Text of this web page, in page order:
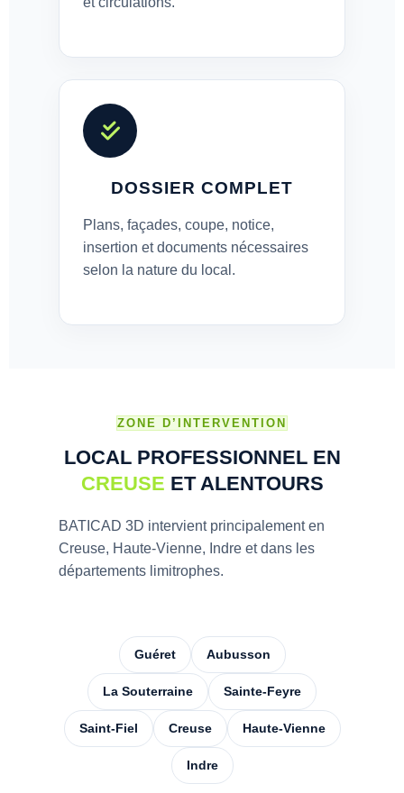
DOSSIER COMPLET
Plans, façades, coupe, notice,
insertion et documents nécessaires
selon la nature du local.
ZONE D’INTERVENTION
LOCAL PROFESSIONNEL EN
CREUSE ET ALENTOURS
BATICAD 3D intervient principalement en
Creuse, Haute-Vienne, Indre et dans les
départements limitrophes.
Guéret Aubusson
La Souterraine Sainte-Feyre
Saint-Fiel Creuse Haute-Vienne
Indre